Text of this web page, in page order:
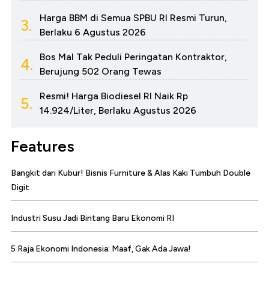
3.
Harga BBM di Semua SPBU RI Resmi Turun,
Berlaku 6 Agustus 2026
4.
Bos Mal Tak Peduli Peringatan Kontraktor,
Berujung 502 Orang Tewas
5.
Resmi! Harga Biodiesel RI Naik Rp
14.924/Liter, Berlaku Agustus 2026
Features
Bangkit dari Kubur! Bisnis Furniture & Alas Kaki Tumbuh Double
Digit
Industri Susu Jadi Bintang Baru Ekonomi RI
5 Raja Ekonomi Indonesia: Maaf, Gak Ada Jawa!